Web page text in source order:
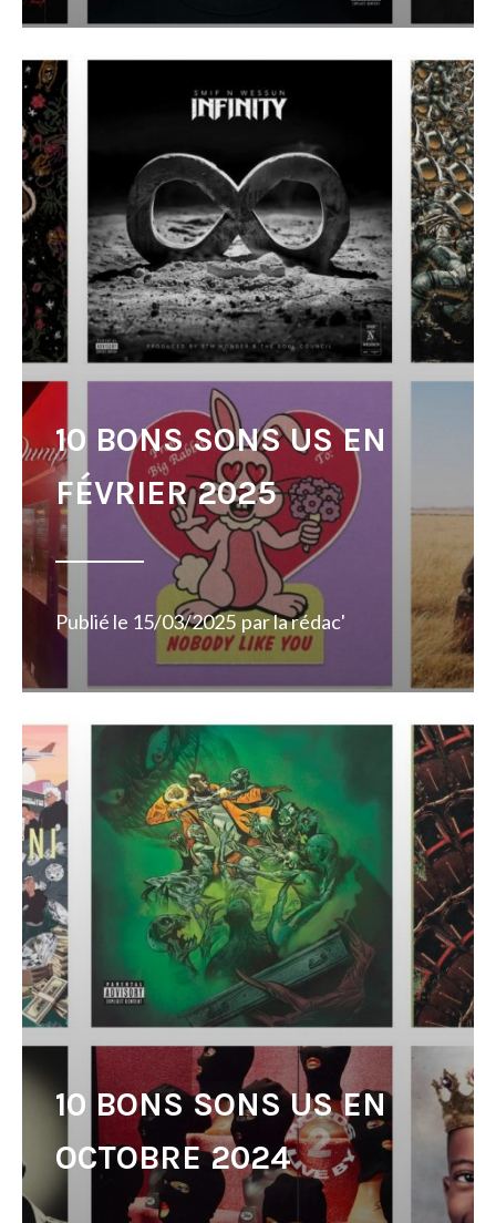
10 BONS SONS US EN
FÉVRIER 2025
Publié le 15/03/2025 parla rédac'
10 BONS SONS US EN
OCTOBRE 2024